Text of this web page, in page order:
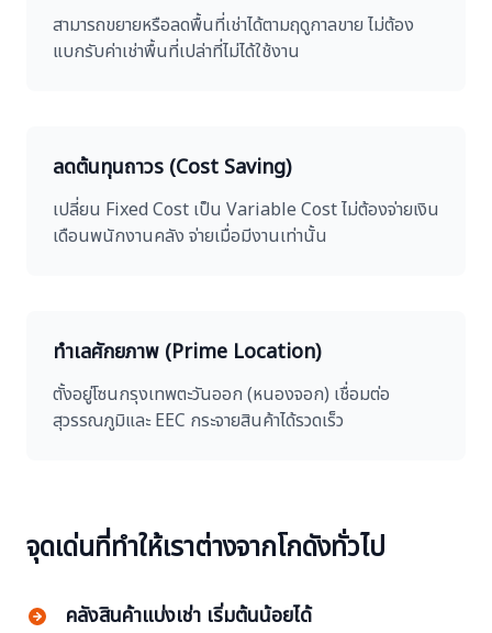
สามารถขยายหรือลดพื้นที่เช่าได้ตามฤดูกาลขาย ไม่ต้อง
แบกรับค่าเช่าพื้นที่เปล่าที่ไม่ได้ใช้งาน
ลดต้นทุนถาวร (Cost Saving)
เปลี่ยน Fixed Cost เป็น Variable Cost ไม่ต้องจ่ายเงิน
เดือนพนักงานคลัง จ่ายเมื่อมีงานเท่านั้น
ทำเลศักยภาพ (Prime Location)
ตั้งอยู่โซนกรุงเทพตะวันออก (หนองจอก) เชื่อมต่อ
สุวรรณภูมิและ EEC กระจายสินค้าได้รวดเร็ว
จุดเด่นที่ทำให้เราต่างจากโกดังทั่วไป
คลังสินค้าแบ่งเช่า เริ่มต้นน้อยได้